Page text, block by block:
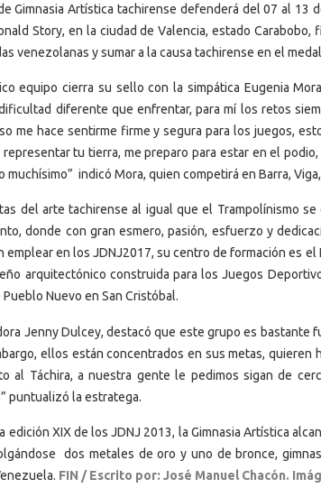
Gimnasia Artística tachirense defenderá del 07 al
Story, en la ciudad de Valencia, estado
venezolanas y sumar a la causa tachirense en el
equipo cierra su sello con la simpática Eugenia
diferente que enfrentar, para mí los retos
me hace sentirme firme y segura para los juegos,
tu tierra, me preparo para estar en el
muchísimo” indicó Mora, quien competirá en Barra,
del arte tachirense al igual que el Trampolínismo
donde con gran esmero, pasión, esfuerzo y
emplear en los JDNJ2017, su centro de formación es
arquitectónico construida para los Juegos
Nuevo en San Cristóbal.
Jenny Dulcey, destacó que este grupo es bastante
ellos están concentrados en sus metas,
al Táchira, a nuestra gente le pedimos sigan de
puntualizó la estratega.
edición XIX de los JDNJ 2013, la Gimnasia Artística
dos metales de oro y uno de bronce,
FIN / Escrito por: José Manuel Chacón.